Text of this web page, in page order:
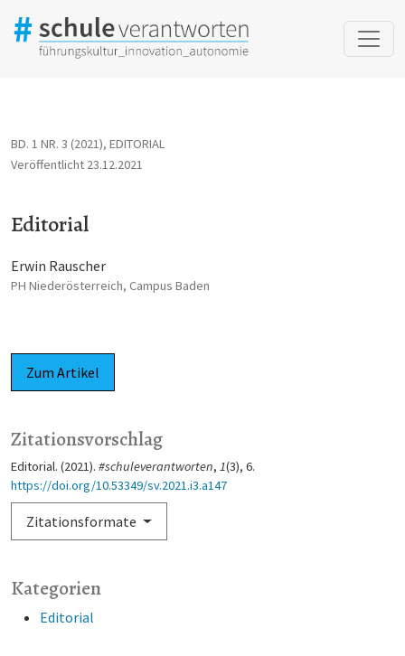
BD. 1 NR. 3 (2021), EDITORIAL
Editorial
Veröffentlicht 23.12.2021
Erwin Rauscher
PH Niederösterreich, Campus Baden
Zum Artikel
Kategorien
Editorial
Zitationsvorschlag
Editorial. (2021). #schuleverantworten, 1(3), 6.
https://doi.org/10.53349/sv.2021.i3.a147
Zitationsformate